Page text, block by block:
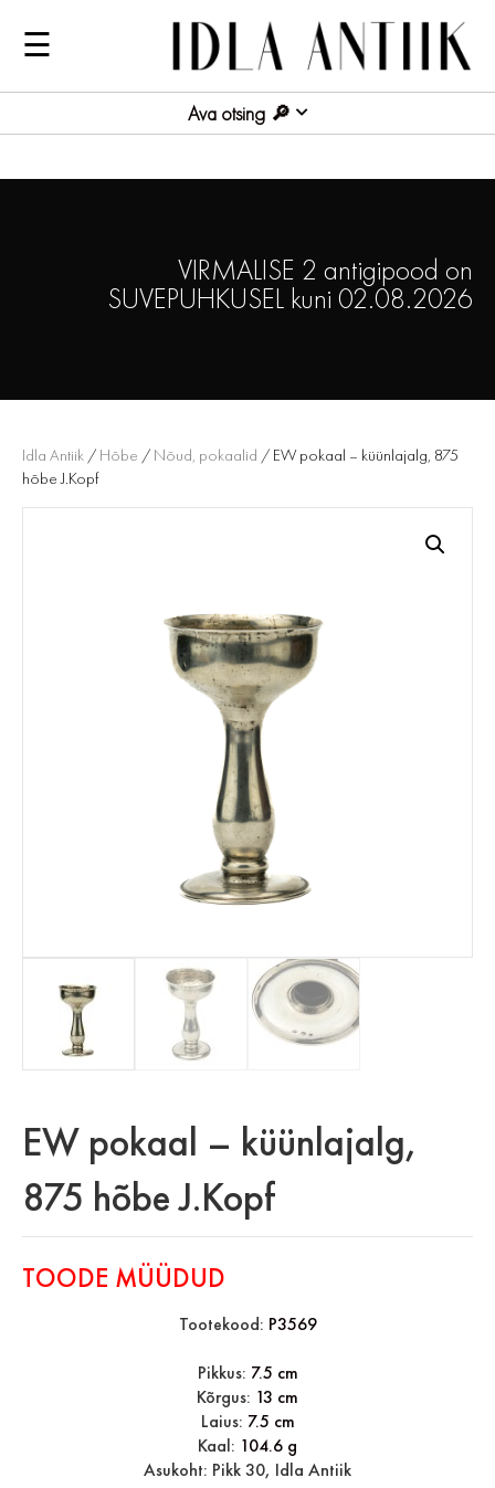
☰
Ava otsing
VIRMALISE 2 antigipood on
SUVEPUHKUSEL kuni 02.08.2026
Idla Antiik / Hõbe / Nõud, pokaalid / EW pokaal – küünlajalg, 875
hõbe J.Kopf
EW pokaal – küünlajalg,
875 hõbe J.Kopf
TOODE MÜÜDUD
Tootekood: P3569
Pikkus: 7.5 cm
Kõrgus: 13 cm
Laius: 7.5 cm
Kaal: 104.6 g
Asukoht: Pikk 30, Idla Antiik